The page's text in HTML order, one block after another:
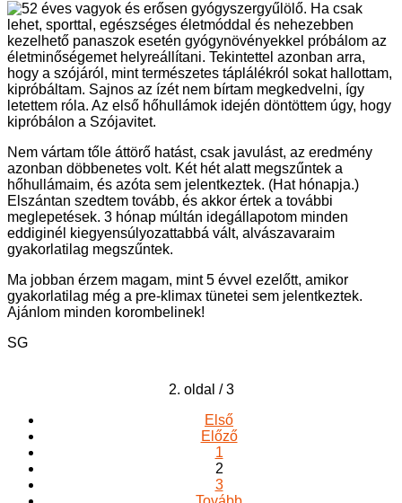
52 éves vagyok és erősen gyógyszergyűlölő. Ha csak
lehet, sporttal, egészséges életmóddal és nehezebben
kezelhető panaszok esetén gyógynövényekkel próbálom az
életminőségemet helyreállítani. Tekintettel azonban arra,
hogy a szójáról, mint természetes táplálékról sokat hallottam,
kipróbáltam. Sajnos az ízét nem bírtam megkedvelni, így
letettem róla. Az első hőhullámok idején döntöttem úgy, hogy
kipróbálon a Szójavitet.
Nem vártam tőle áttörő hatást, csak javulást, az eredmény
azonban döbbenetes volt. Két hét alatt megszűntek a
hőhullámaim, és azóta sem jelentkeztek. (Hat hónapja.)
Elszántan szedtem tovább, és akkor értek a további
meglepetések. 3 hónap múltán idegállapotom minden
eddiginél kiegyensúlyozattabbá vált, alvászavaraim
gyakorlatilag megszűntek.
Ma jobban érzem magam, mint 5 évvel ezelőtt, amikor
gyakorlatilag még a pre-klimax tünetei sem jelentkeztek.
Ajánlom minden korombelinek!
SG
2. oldal / 3
Első
Előző
1
2
3